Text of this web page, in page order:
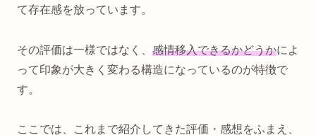
て存在感を放っています。
その評価は一様ではなく、 感情移入できるかどうかによ
って印象が大きく変わる構造になっているのが特徴で
す。
ここでは、これまで紹介してきた評価・感想をふまえ、